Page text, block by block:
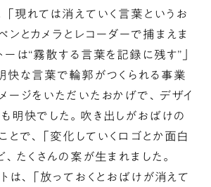
「現れては消えていく言葉というお
ンとカメラとレコーダーで捕まえま
ーは“霧散する言葉を記録に残す”」
快な言葉で輪郭がつくられる事業
ージをいただいたおかげで、デザイ
明快でした。吹き出しがおばけの
とで、「変化していくロゴとか面白
、たくさんの案が生まれました。
は、「放っておくとおばけが消えて